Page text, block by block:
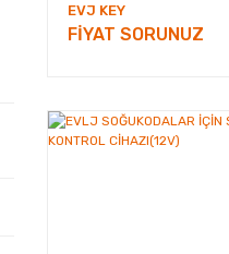
EVJ KEY
FİYAT SORUNUZ